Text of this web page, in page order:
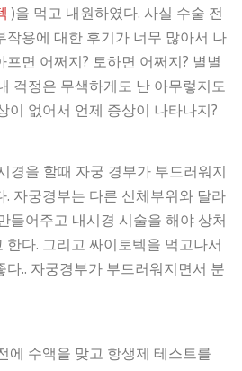
)을 먹고 내원하였다. 사실 수술 전
작용에 대한 후기가 너무 많아서 나
면 어쩌지? 토하면 어쩌지? 별별
걱정은 무색하게도 난 아무렇지도
이 없어서 언제 증상이 나타나지?
경을 할때 자궁 경부가 부드러워지
. 자궁경부는 다른 신체부위와 달라
들어주고 내시경 시술을 해야 상처
다. 그리고 싸이토텍을 먹고나서
.. 자궁경부가 부드러워지면서 분
에 수액을 맞고 항생제 테스트를